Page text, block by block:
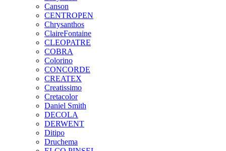
Canson
CENTROPEN
Chrysanthos
ClaireFontaine
CLEOPATRE
COBRA
Colorino
CONCORDE
CREATEX
Creatissimo
Cretacolor
Daniel Smith
DECOLA
DERWENT
Ditipo
Druchema